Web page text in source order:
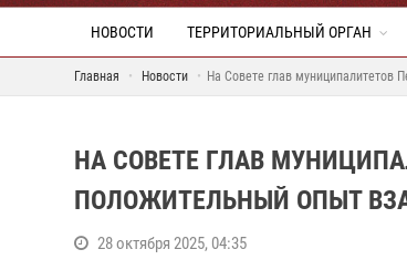
НОВОСТИ ТЕРРИТОРИАЛЬНЫЙ ОРГАН
Главная Новости На Совете глав муниципалитетов
НА СОВЕТЕ ГЛАВ
ПОЛОЖИТЕЛЬНЫЙ ОПЫТ
28 октября 2025, 04:35